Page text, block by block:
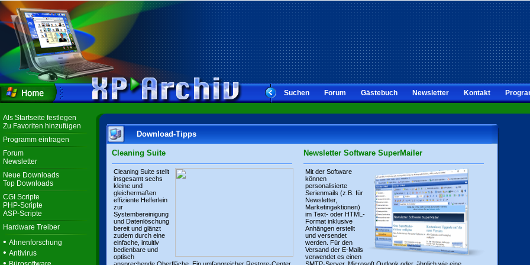
Suchen Forum Gästebuch Newsletter Kontakt
Als Startseite festlegen
Zu Favoriten hinzufügen
Programm eintragen
Forum
Newsletter
Neue Downloads
Top Downloads
CGI Scripte
PHP-Scripte
ASP-Scripte
Hardware Treiber
• Ahnenforschung
• Antivirus
•
Download-Tipps
Cleaning Suite
Cleaning Suite stellt
insgesamt sechs
kleine und
gleichermaßen
effiziente Helferlein
zur
Systembereinigung
und Datenlöschung
bereit und glänzt
zudem durch eine
einfache, intuitiv
bedienbare und
optisch
Newsletter Software SuperMailer
Mit der Software
können
personalisierte
Serienmails (z.B. für
Newsletter,
Marketingaktionen)
im Text- oder HTML-
Format inklusive
Anhängen erstellt
und versendet
werden. Für den
Versand der E-Mails
verwendet es einen